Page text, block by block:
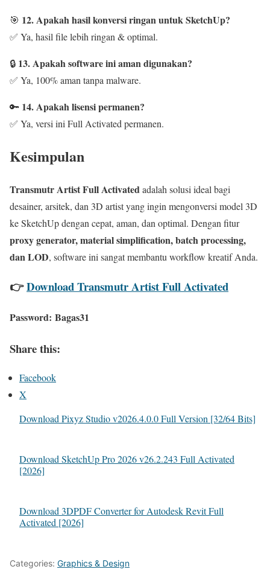
🎯 12. Apakah hasil konversi ringan untuk SketchUp?
✅ Ya, hasil file lebih ringan & optimal.
🔒 13. Apakah software ini aman digunakan?
✅ Ya, 100% aman tanpa malware.
🔑 14. Apakah lisensi permanen?
✅ Ya, versi ini Full Activated permanen.
Kesimpulan
Transmutr Artist Full Activatedadalah solusi ideal bagi
desainer, arsitek, dan 3D artist yang ingin mengonversi model 3D
ke SketchUp dengan cepat, aman, dan optimal. Dengan fitur
proxy generator, material simplification, batch processing,
dan LOD, software ini sangat membantu workflow kreatif Anda.
👉Download Transmutr Artist Full Activated
Password: Bagas31
Share this:
Facebook
X
Download Pixyz Studio v2026.4.0.0 Full Version [32/64 Bits]
Download SketchUp Pro 2026 v26.2.243 Full Activated
[2026]
Download 3DPDF Converter for Autodesk Revit Full
Activated [2026]
Categories: Graphics & Design